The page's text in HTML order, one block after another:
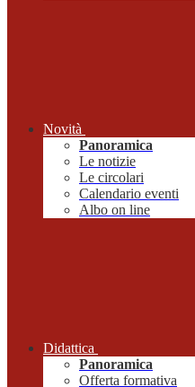
Novità
Panoramica
Le notizie
Le circolari
Calendario eventi
Albo on line
Didattica
Panoramica
Offerta formativa